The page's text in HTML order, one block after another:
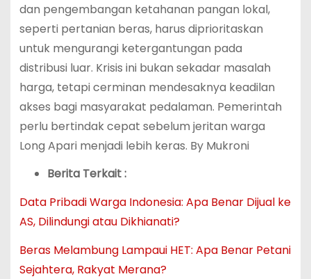
dan pengembangan ketahanan pangan lokal,
seperti pertanian beras, harus diprioritaskan
untuk mengurangi ketergantungan pada
distribusi luar. Krisis ini bukan sekadar masalah
harga, tetapi cerminan mendesaknya keadilan
akses bagi masyarakat pedalaman. Pemerintah
perlu bertindak cepat sebelum jeritan warga
Long Apari menjadi lebih keras. By Mukroni
Berita Terkait :
Data Pribadi Warga Indonesia: Apa Benar Dijual ke
AS, Dilindungi atau Dikhianati?
Beras Melambung Lampaui HET: Apa Benar Petani
Sejahtera, Rakyat Merana?